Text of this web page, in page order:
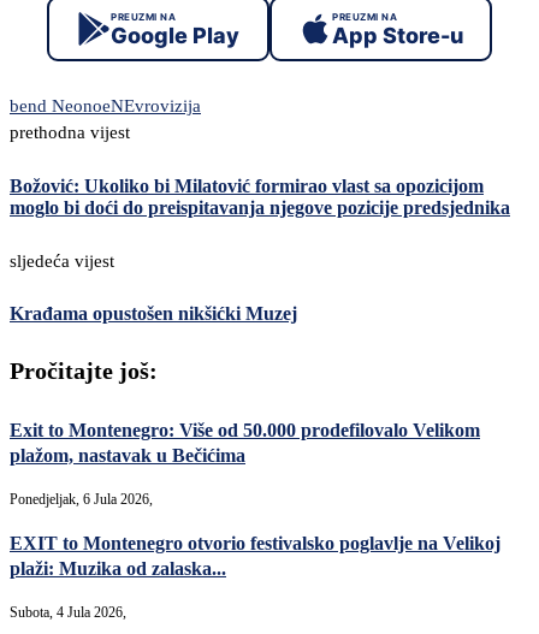
PREUZMI NA
Google Play
PREUZMI NA
App Store-u
bend NeonoeNEvrovizija
prethodna vijest
Božović: Ukoliko bi Milatović formirao vlast sa opozicijom
moglo bi doći do preispitavanja njegove pozicije predsjednika
sljedeća vijest
Krađama opustošen nikšićki Muzej
Pročitajte još:
Exit to Montenegro: Više od 50.000 prodefilovalo Velikom
plažom, nastavak u Bečićima
Ponedjeljak, 6 Jula 2026,
EXIT to Montenegro otvorio festivalsko poglavlje na Velikoj
plaži: Muzika od zalaska...
Subota, 4 Jula 2026,